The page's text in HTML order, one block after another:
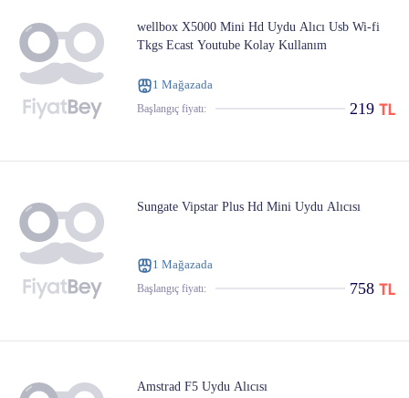
wellbox X5000 Mini Hd Uydu Alıcı Usb Wi-fi
Tkgs Ecast Youtube Kolay Kullanım
1 Mağazada
Başlangıç ​​fiyatı: 219
Sungate Vipstar Plus Hd Mini Uydu Alıcısı
1 Mağazada
Başlangıç ​​fiyatı: 758
Amstrad F5 Uydu Alıcısı